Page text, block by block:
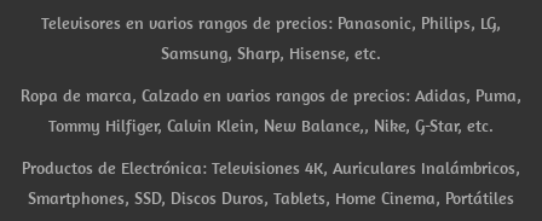
Televisores en varios rangos de precios: Panasonic, Philips, LG,
Samsung, Sharp, Hisense, etc.
Ropa de marca, Calzado en varios rangos de precios: Adidas, Puma,
Tommy Hilfiger, Calvin Klein, New Balance,, Nike, G-Star, etc.
Productos de Electrónica: Televisiones 4K, Auriculares Inalámbricos,
Smartphones, SSD, Discos Duros, Tablets, Home Cinema, Portátiles